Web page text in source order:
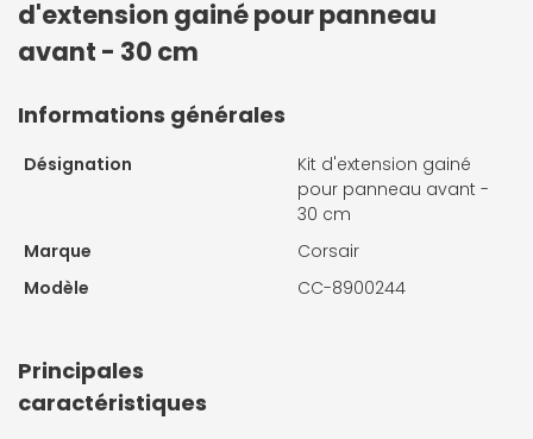
d'extension gainé pour panneau
avant - 30 cm
Informations générales
Désignation
Kit d'extension gainé
pour panneau avant -
30 cm
Marque
Corsair
Modèle
CC-8900244
Principales
caractéristiques